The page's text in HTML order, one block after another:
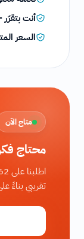
أنت
السعر
متاح الآن
محتاج
تقريبي